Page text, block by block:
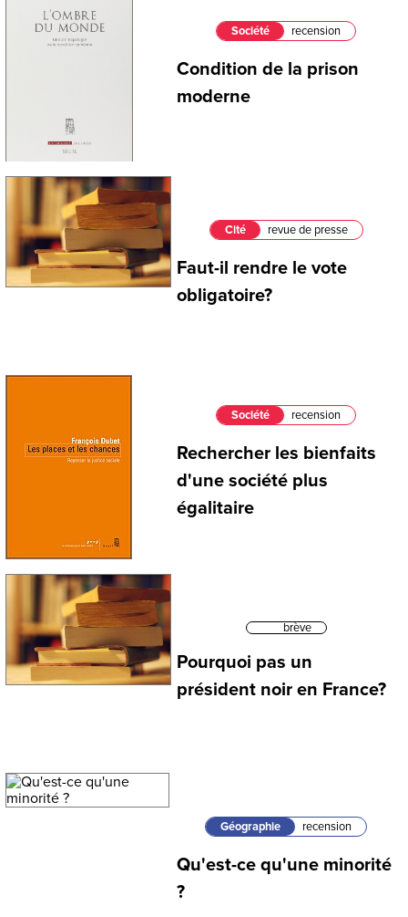
Société recension
Condition de la prison
moderne
Cité revue de presse
Faut-il rendre le vote
obligatoire?
Société recension
Rechercher les bienfaits
d'une société plus
égalitaire
brève
Pourquoi pas un
président noir en France?
Géographie recension
Qu'est-ce qu'une minorité
?